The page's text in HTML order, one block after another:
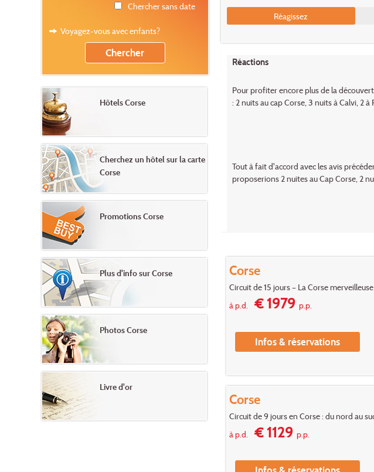
Réagissez
Réactions
Pour profiter encore plus de la
: 2 nuits au cap Corse, 3 nuits à Calvi, 2 à
Tout à fait d'accord avec les avis
proposerions 2 nuites au Cap Corse, 2
Corse
Circuit de 15 jours – La Corse merveilleuse
à p.d.
€ 1979p.p.
Infos & réservations
Corse
Circuit de 9 jours en Corse : du nord au
à p.d.
€ 1129p.p.
Chercher sans date
Voyagez-vous avec enfants?
Hôtels Corse
Cherchez un hôtel sur la carte
Corse
Promotions Corse
Plus d'info sur Corse
Photos Corse
Livre d'or